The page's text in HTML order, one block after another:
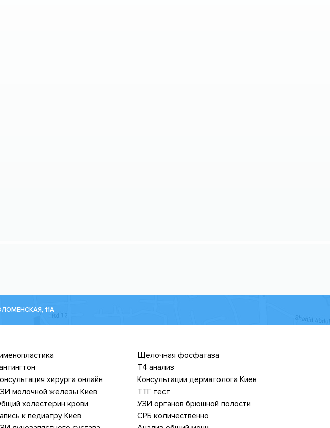
11А
Щелочная фосфатаза
Т4 анализ
хирурга онлайн
Консультации дерматолога Киев
молочной железы Киев
ТТГ тест
холестерин крови
УЗИ органов брюшной полости
к педиатру Киев
СРБ количественно